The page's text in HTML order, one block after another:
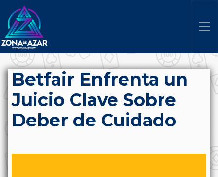
Betfair Enfrenta un
Juicio Clave Sobre
Deber de Cuidado